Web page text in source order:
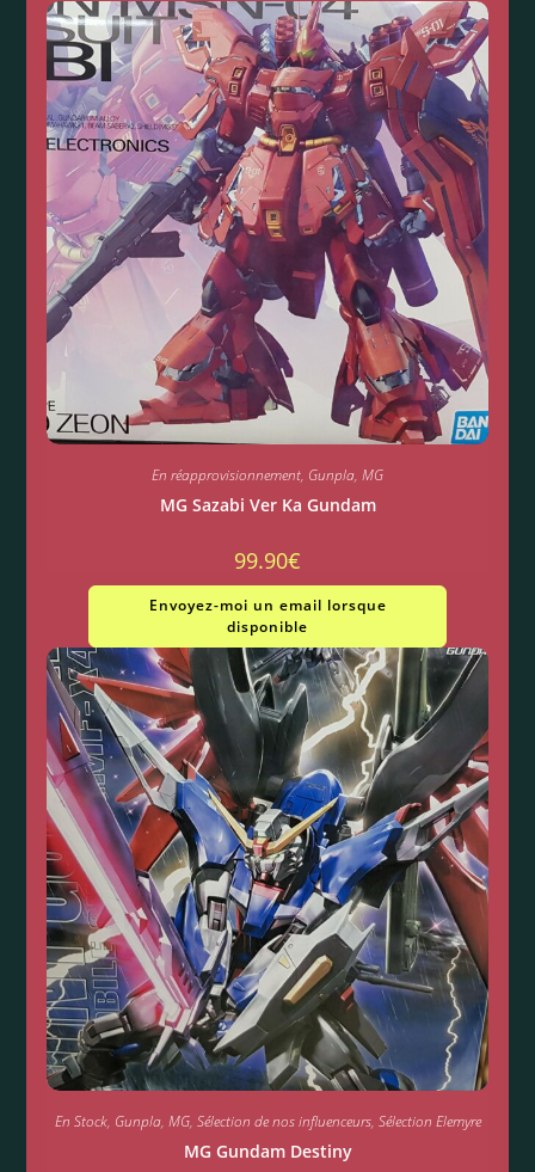
En réapprovisionnement, Gunpla, MG
MG Sazabi Ver Ka Gundam
99.90€
Envoyez-moi un email lorsque
disponible
En Stock, Gunpla, MG, Sélection de nos influenceurs, Sélection Elemyre
MG Gundam Destiny